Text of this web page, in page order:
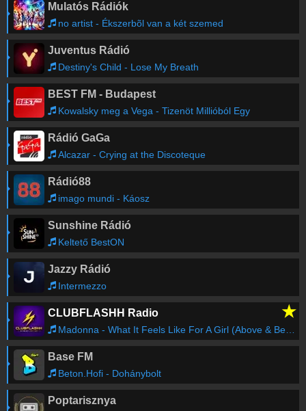
Mulatós Rádiók
no artist - Ékszerbõl van a két szemed
Juventus Rádió
Destiny's Child - Lose My Breath
BEST FM - Budapest
Kowalsky meg a Vega - Tizenöt Millióból Egy
Rádió GaGa
Alcazar - Crying at the Discoteque
Rádió88
imago mundi - Káosz
Sunshine Rádió
Keltető BestON
Jazzy Rádió
Intermezzo
CLUBFLASHH Radio ★
Madonna - What It Feels Like For A Girl (Above & Beyond Club Radio Edit)
Base FM
Beton.Hofi - Dohánybolt
Poptarisznya